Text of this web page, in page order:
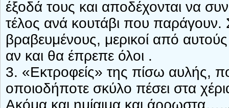
έξοδά τους και αποδέχονται να
τέλος ανά κουτάβι που παράγουν.
βραβευμένους, μερικοί από
αν και θα έπρεπε όλοι .
3. «Εκτροφείς» της πίσω αυλής,
οποιοδήποτε σκύλο πέσει στα
Ακόμα και ημίαιμα και